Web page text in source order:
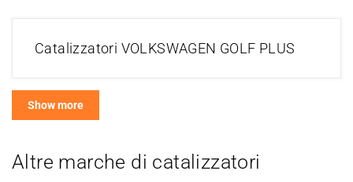
Catalizzatori VOLKSWAGEN GOLF PLUS
Show more
Altre marche di catalizzatori